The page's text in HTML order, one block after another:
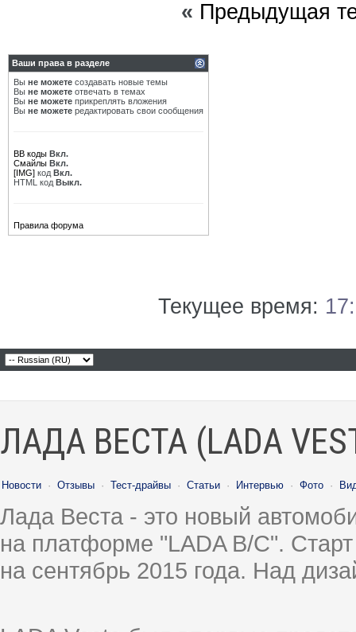
« Предыдущая
Ваши права в разделе
Вы не можете создавать новые темы
Вы не можете отвечать в темах
Вы не можете прикреплять вложения
Вы не можете редактировать свои сообщения
BB коды Вкл.
Смайлы Вкл.
[IMG] код Вкл.
HTML код Выкл.
Правила форума
Текущее время:
ЛАДА ВЕСТА (LADA
Новости · Отзывы · Тест-драйвы · Статьи · Интервью · Фото ·
Лада Веста - это новый
на платформе "LADA B/C".
на сентябрь 2015 года. Над